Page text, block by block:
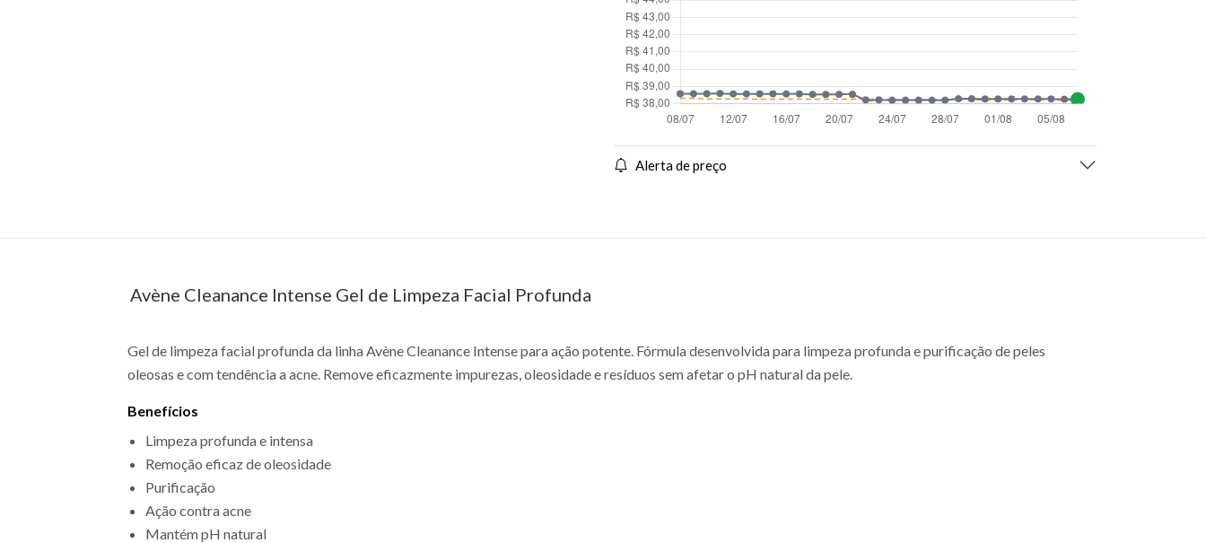
Alerta de preço
Avène Cleanance Intense Gel de Limpeza Facial Profunda
Gel de limpeza facial profunda da linha Avène Cleanance Intense para ação potente. Fórmula desenvolvida para limpeza profunda e purificação de peles
oleosas e com tendência a acne. Remove eficazmente impurezas, oleosidade e resíduos sem afetar o pH natural da pele.
Benefícios
Limpeza profunda e intensa
Remoção eficaz de oleosidade
Purificação
Ação contra acne
Mantém pH natural